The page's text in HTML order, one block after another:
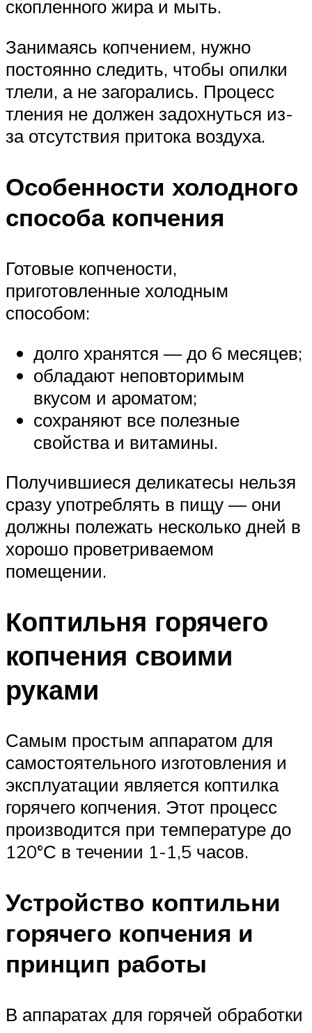
скопленного жира и мыть.
Занимаясь копчением, нужно
постоянно следить, чтобы опилки
тлели, а не загорались. Процесс
тления не должен задохнуться из-
за отсутствия притока воздуха.
Особенности холодного
способа копчения
Готовые копчености,
приготовленные холодным
способом:
долго хранятся — до 6 месяцев;
обладают неповторимым
вкусом и ароматом;
сохраняют все полезные
свойства и витамины.
Получившиеся деликатесы нельзя
сразу употреблять в пищу — они
должны полежать несколько дней в
хорошо проветриваемом
помещении.
Коптильня горячего
копчения своими
руками
Самым простым аппаратом для
самостоятельного изготовления и
эксплуатации является коптилка
горячего копчения. Этот процесс
производится при температуре до
120°С в течении 1-1,5 часов.
Устройство коптильни
горячего копчения и
принцип работы
В аппаратах для горячей обработки